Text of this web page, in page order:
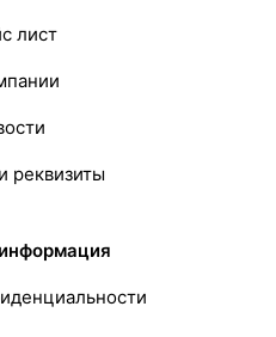
лист
реквизиты